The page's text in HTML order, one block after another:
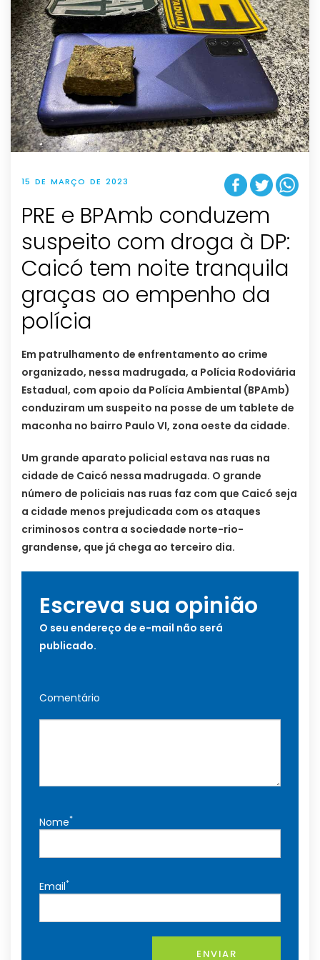
15 DE MARÇO DE 2023
PRE e BPAmb conduzem
suspeito com droga à DP:
Caicó tem noite tranquila
graças ao empenho da
polícia
Em patrulhamento de enfrentamento ao crime
organizado, nessa madrugada, a Polícia Rodoviária
Estadual, com apoio da Polícia Ambiental (BPAmb)
conduziram um suspeito na posse de um tablete de
maconha no bairro Paulo VI, zona oeste da cidade.
Um grande aparato policial estava nas ruas na
cidade de Caicó nessa madrugada. O grande
número de policiais nas ruas faz com que Caicó seja
a cidade menos prejudicada com os ataques
criminosos contra a sociedade norte-rio-
grandense, que já chega ao terceiro dia.
Escreva sua opinião
O seu endereço de e-mail não será
publicado.
Comentário
Nome*
Email*
ENVIAR